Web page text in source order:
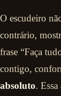
O escudeiro
contrário,
frase “Faça
contigo,
absoluto.